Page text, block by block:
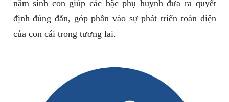
năm sinh con giúp các bậc phụ huynh đưa ra quyết
định đúng đắn, góp phần vào sự phát triển toàn diện
của con cái trong tương lai.